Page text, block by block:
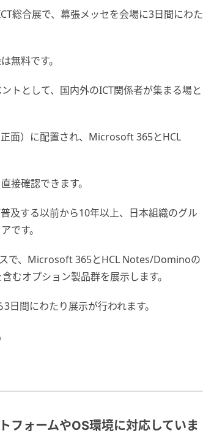
総合展で、幕張メッセを会場に3日間にわた
無料です。
トとして、国内外のICT関係者が集まる場と
面）に配置され、Microsoft 365とHCL
接確認できます。
及する以前から10年以上、日本組織のグル
です。
で、Microsoft 365とHCL Notes/Dominoの
むオプション製品群を展示します。
間にわたり展示が行われます。
ォームやOS環境に対応していま